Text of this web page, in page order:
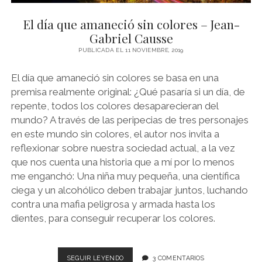
BOOKTAG
NO FICCIÓN
NOVEDADES DEL MES
El día que amaneció sin colores – Jean-
Gabriel Causse
PUBLICADA EL 11 NOVIEMBRE, 2019
El día que amaneció sin colores se basa en una
premisa realmente original: ¿Qué pasaría si un día, de
repente, todos los colores desaparecieran del
mundo? A través de las peripecias de tres personajes
en este mundo sin colores, el autor nos invita a
reflexionar sobre nuestra sociedad actual, a la vez
que nos cuenta una historia que a mí por lo menos
me enganchó: Una niña muy pequeña, una científica
ciega y un alcohólico deben trabajar juntos, luchando
contra una mafia peligrosa y armada hasta los
dientes, para conseguir recuperar los colores.
SEGUIR LEYENDOEL 3 COMENTARIOS